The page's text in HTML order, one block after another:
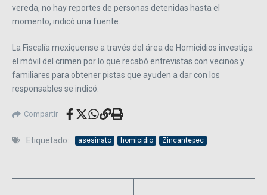
vereda, no hay reportes de personas detenidas hasta el
momento, indicó una fuente.
La Fiscalía mexiquense a través del área de Homicidios investiga
el móvil del crimen por lo que recabó entrevistas con vecinos y
familiares para obtener pistas que ayuden a dar con los
responsables se indicó.
Compartir
Etiquetado: asesinato homicidio Zincantepec